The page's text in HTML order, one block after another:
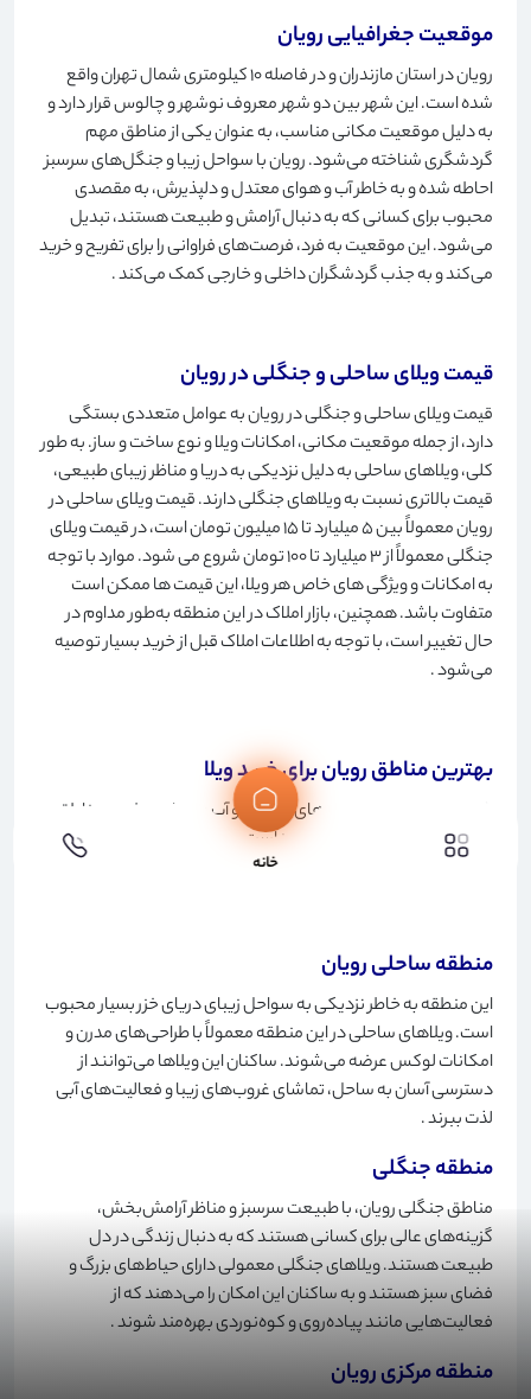
موقعیت جغرافیایی رویان
رویان در استان مازندران و در فاصله 10 کیلومتری شمال تهران واقع
شده است. این شهر بین دو شهر معروف نوشهر و چالوس قرار دارد و
به دلیل موقعیت مکانی مناسب، به عنوان یکی از مناطق مهم
گردشگری شناخته می‌شود. رویان با سواحل زیبا و جنگل‌های سرسبز
احاطه شده و به خاطر آب و هوای معتدل و دلپذیرش، به مقصدی
محبوب برای کسانی که به دنبال آرامش و طبیعت هستند، تبدیل
می‌شود. این موقعیت به فرد، فرصت‌های فراوانی را برای تفریح ​​و خرید
می‌کند و به جذب گردشگران داخلی و خارجی کمک می‌کند.
قیمت ویلای ساحلی و جنگلی در رویان
قیمت ویلای ساحلی و جنگلی در رویان به عوامل متعددی بستگی
دارد، از جمله موقعیت مکانی، امکانات ویلا و نوع ساخت و ساز. به طور
کلی، ویلاهای ساحلی به دلیل نزدیکی به دریا و مناظر زیبای طبیعی،
قیمت بالاتری نسبت به ویلاهای جنگلی دارند. قیمت ویلای ساحلی در
رویان معمولاً بین 5 میلیارد تا 15 میلیون تومان است، در قیمت ویلای
جنگلی معمولاً از 3 میلیارد تا 100 تومان شروع می شود. موارد با توجه
به امکانات و ویژگی های خاص هر ویلا، این قیمت ها ممکن است
متفاوت باشد. همچنین، بازار املاک در این منطقه به‌طور مداوم در
حال تغییر است، با توجه به اطلاعات املاک قبل از خرید بسیار توصیه
می‌شود.
بهترین مناطق رویان برای خرید ویلا
شهر رویان به دلیل زیبایی‌های طبیعی و آب و هوای مطبوع، مناطق
منطقه را برای خرید ویلا ارائه کرده است. در ادامه به تعدادی از بهترین
مناطق رویان برای خرید ویلا اشاره می کنیم
منطقه ساحلی رویان
این منطقه به خاطر نزدیکی به سواحل زیبای دریای خزر بسیار محبوب
است. ویلاهای ساحلی در این منطقه معمولاً با طراحی‌های مدرن و
امکانات لوکس عرضه می‌شوند. ساکنان این ویلاها می‌توانند از
دسترسی آسان به ساحل، تماشای غروب‌های زیبا و فعالیت‌های آبی
لذت ببرند.
منطقه جنگلی
مناطق جنگلی رویان، با طبیعت سرسبز و مناظر آرامش‌بخش،
گزینه‌های عالی برای کسانی هستند که به دنبال زندگی در دل
طبیعت هستند. ویلاهای جنگلی معمولی دارای حیاط‌های بزرگ و
فضای سبز هستند و به ساکنان این امکان را می‌دهند که از
فعالیت‌هایی مانند پیاده‌روی و کوه‌نوردی بهره‌مند شوند.
منطقه مرکزی رویان
خانه